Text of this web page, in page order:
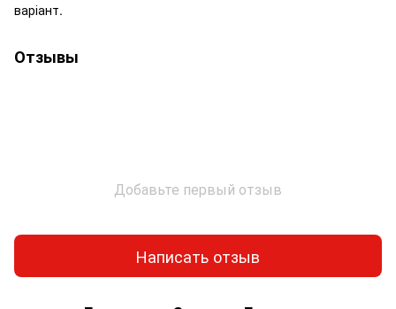
варіант.
Отзывы
Добавьте первый отзыв
Написать отзыв